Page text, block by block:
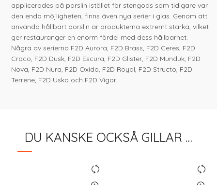
applicerades på porslin istället för stengods som tidigare var
den enda möjligheten, finns även nya serier i glas. Genom att
använda hållbart porslin är produkterna extremt starka, vilket
ger restauranger en enorm fördel med dess hållbarhet.
Några av serierna F2D Aurora, F2D Brass, F2D Ceres, F2D
Croco, F2D Dusk, F2D Escura, F2D Glister, F2D Munduk, F2D
Nova, F2D Nura, F2D Oxido, F2D Royal, F2D Structo, F2D
Terrene, F2D Usko och F2D Vigor.
DU KANSKE OCKSÅ GILLAR …